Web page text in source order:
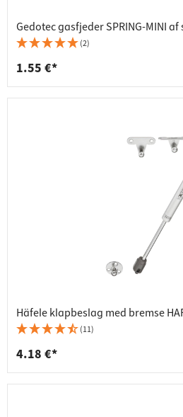
Gedotec gasfjeder SPRING-MINI af
(2)
1.55 €*
Häfele klapbeslag med bremse
(11)
4.18 €*